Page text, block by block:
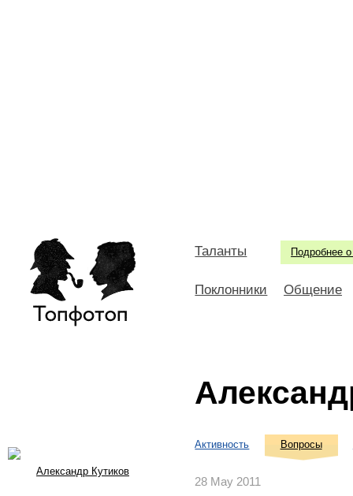
Подробнее о
Таланты
Поклонники Общение
Александр Кутиков
Активность Вопросы
28 May 2011